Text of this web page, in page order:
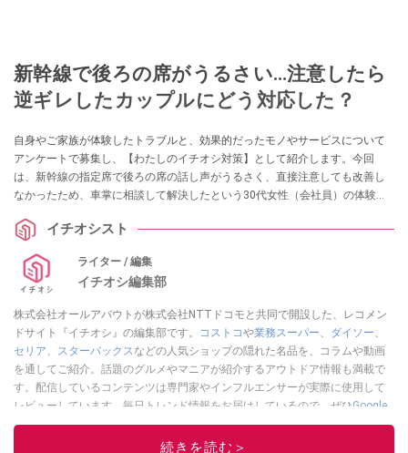
新幹線で後ろの席がうるさい…注意したら
逆ギレしたカップルにどう対応した？
自身やご家族が体験したトラブルと、効果的だったモノやサービスについて
アンケートで募集し、【わたしのイチオシ対策】として紹介します。今回
は、新幹線の指定席で後ろの席の話し声がうるさく、直接注意しても改善し
なかったため、車掌に相談して解決したという30代女性（会社員）の体験談
イチオシスト
ライター / 編集
イチオシ編集部
株式会社オールアバウトが株式会社NTTドコモと共同で開設した、レコメン
ドサイト『イチオシ』の編集部です。
コストコや業務スーパー ダイソー
セリア
スターバックス などの人気ショップの隠れた名品を、コラムや動画
を通してご紹介。話題のグルメやマニアが紹介するアウトドア情報も満載で
す。配信しているコンテンツは専門家やインフルエンサーが実際に使用して
レビューしています。毎日トレンド情報をお届けしているので、ぜひGoogle
ニュースでフォローしてください！
続きを読む＞